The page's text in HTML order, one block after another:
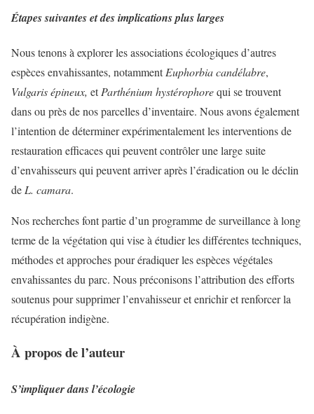
Étapes suivanteset des implications plus larges
Nous tenons à explorer les associations écologiques d’autres
espèces envahissantes, notammentEuphorbia candélabre,
Vulgaris épineux, etParthénium hystérophorequi se trouvent
dans ou près de nos parcelles d’inventaire. Nous avons également
l’intention de déterminer expérimentalement les interventions de
restauration efficaces qui peuvent contrôler une large suite
d’envahisseurs qui peuvent arriver après l’éradication ou le déclin
de L. camara.
Nos recherches font partie d’un programme de surveillance à long
terme de la végétation qui vise à étudier les différentes techniques,
méthodes et approches pour éradiquer les espèces végétales
envahissantes du parc. Nous préconisons l’attribution des efforts
soutenus pour supprimer l’envahisseur et enrichir et renforcer la
récupération indigène.
À propos de l’auteur
S’impliquer dans l’écologie